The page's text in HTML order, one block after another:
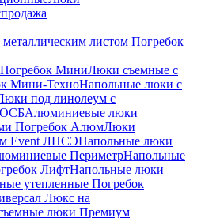
листом Погребок
МиниЛюки съемные с
Мини-ТехноНапольные люки с
под линолеум с
ОСБАлюминиевые люки
Погребок АлюмЛюки
Event ЛНСЭНапольные люки
ПериметрНапольные
ЛифтНапольные люки
утепленные Погребок
Люкс на
люки Премиум